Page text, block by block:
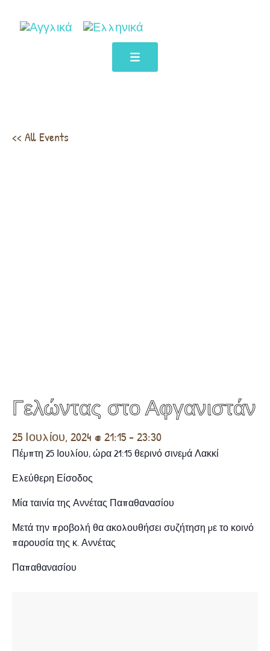
<< All Events
Γελώντας στο Αφγανιστάν
25 Ιουλίου, 2024 @ 21:15-23:30
Πέμπτη 25 Ιουλίου, ώρα 21:15 θερινό σινεμά Λακκί
Ελεύθερη Είσοδος
Μία ταινία της Αννέτας Παπαθανασίου
Μετά την προβολή θα ακολουθήσει συζήτηση με το κοινό
παρουσία της κ. Αννέτας
Παπαθανασίου